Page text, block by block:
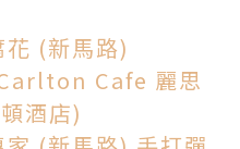
(新馬路)
Cafe 麗思
酒店)